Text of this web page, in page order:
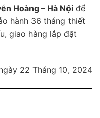
Hoàng – Hà Nội để
hành 36 tháng thiết
giao hàng lắp đặt
22 Tháng 10, 2024